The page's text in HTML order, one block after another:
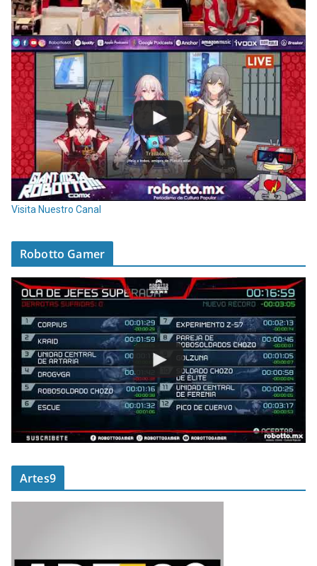
Visita Nuestro Canal
Robotto Gamer
Artes9